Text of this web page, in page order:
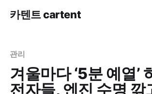
카텐트 cartent
관리
겨울마다 ‘5분 예열’
전자들, 엔진 수명 깎